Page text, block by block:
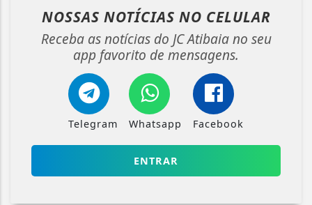
NOSSAS NOTÍCIAS NO CELULAR
Receba as notícias do JC Atibaia no seu
app favorito de mensagens.
Telegram Whatsapp Facebook
ENTRAR